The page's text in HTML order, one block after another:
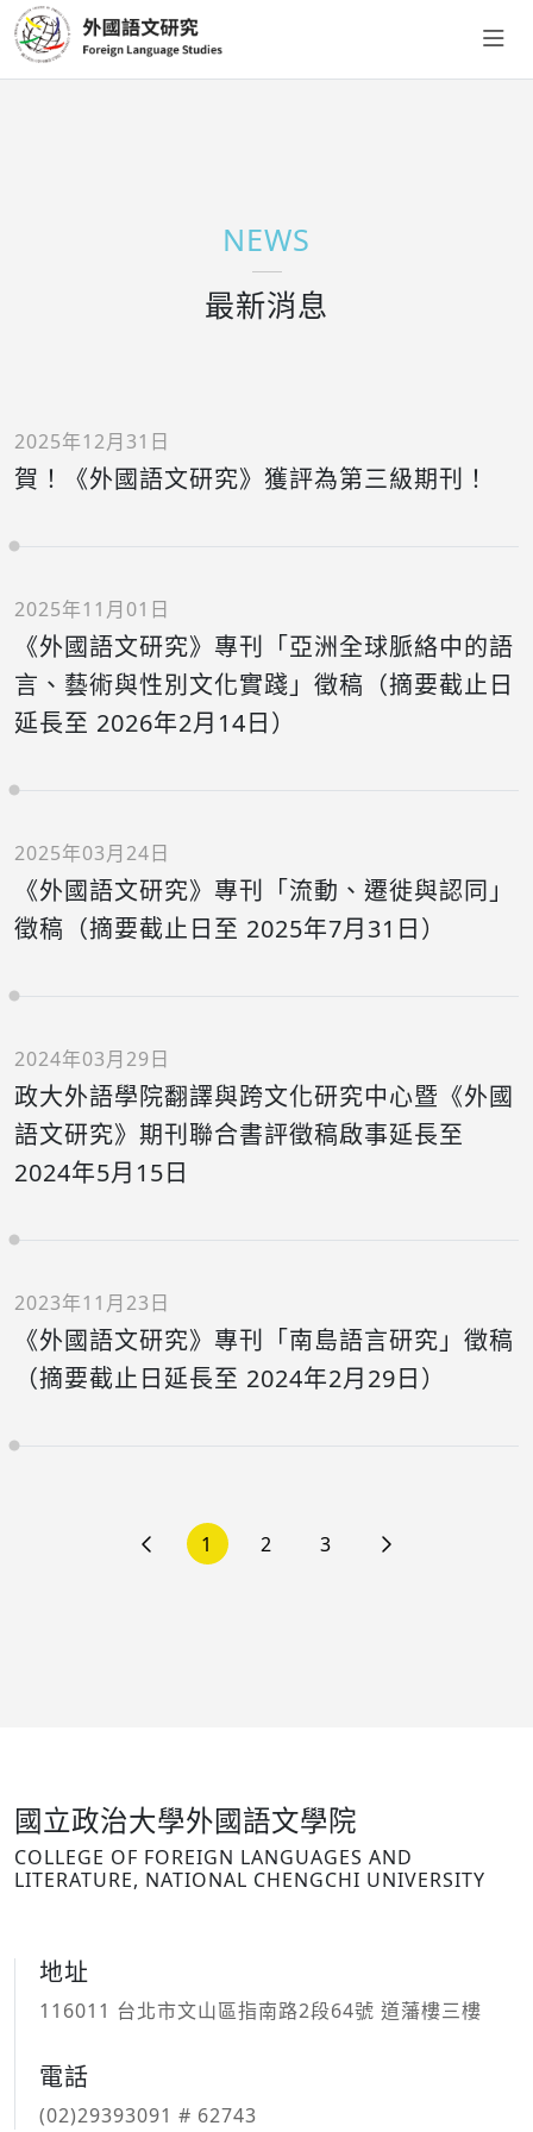
NEWS
最新消息
2025年12月31日
賀！《外國語文研究》獲評為第三級期刊！
2025年11月01日
《外國語文研究》專刊「亞洲全球脈絡中的語
言、藝術與性別文化實踐」徵稿（摘要截止日
延長至 2026年2月14日）
2025年03月24日
《外國語文研究》專刊「流動、遷徙與認同」
徵稿（摘要截止日至 2025年7月31日）
2024年03月29日
政大外語學院翻譯與跨文化研究中心暨《外國
語文研究》期刊聯合書評徵稿啟事延長至
2024年5月15日
2023年11月23日
《外國語文研究》專刊「南島語言研究」徵稿
（摘要截止日延長至 2024年2月29日）
1 2 3
國立政治大學外國語文學院
COLLEGE OF FOREIGN LANGUAGES AND
LITERATURE, NATIONAL CHENGCHI UNIVERSITY
地址
116011 台北市文山區指南路2段64號 道藩樓三樓
電話
(02)29393091 # 62743